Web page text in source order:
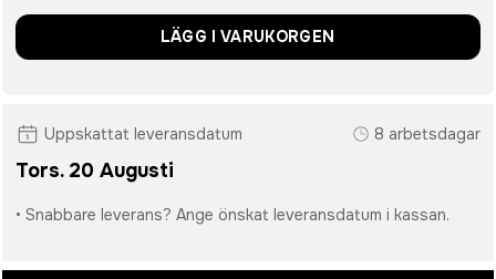
LÄGG I VARUKORGEN
Uppskattat leveransdatum 8 arbetsdagar
Tors. 20 Augusti
• Snabbare leverans? Ange önskat leveransdatum i kassan.